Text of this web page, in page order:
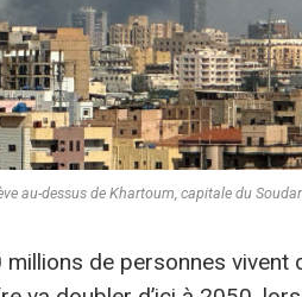
au-dessus de Khartoum, capitale du
millions de personnes